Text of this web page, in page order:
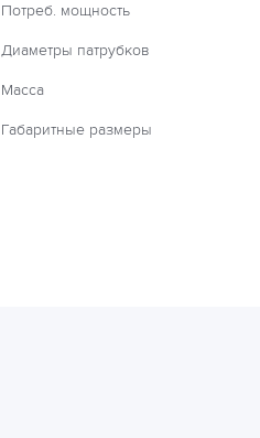
Потреб. мощность
Диаметры патрубков
Масса
Габаритные размеры